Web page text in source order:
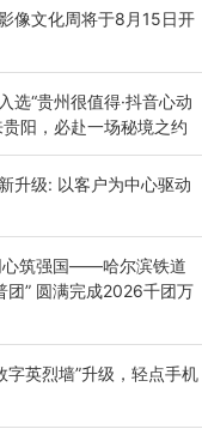
年“村B…
像文化周将于8月15日开
屯国际影像文化周媒体
海龙屯核心景区…
选“贵州很值得·抖音心动
阳，必赴一场秘境之约
“贵州很值得”暨抖音“心
题…
升级: 以客户为中心驱动
洞察，深化客户共创，赋
7月27日，成…
心筑强国——哈尔滨铁道
团” 圆满完成2026千团万
人推普强国行”大学生暑
雅韵传普…
字英烈墙”升级，轻点手机
贵州省退役军人事务厅指